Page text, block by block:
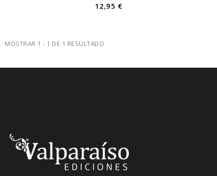
12,95 €
MOSTRAR 1 - 1 DE 1 RESULTADO